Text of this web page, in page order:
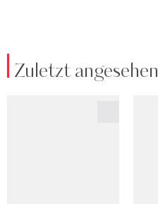
Zuletzt angesehen